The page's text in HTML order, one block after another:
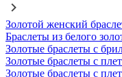
Золотой женский
Браслеты из белого
Золотые браслеты с
Золотые браслеты с
Золотые браслеты с